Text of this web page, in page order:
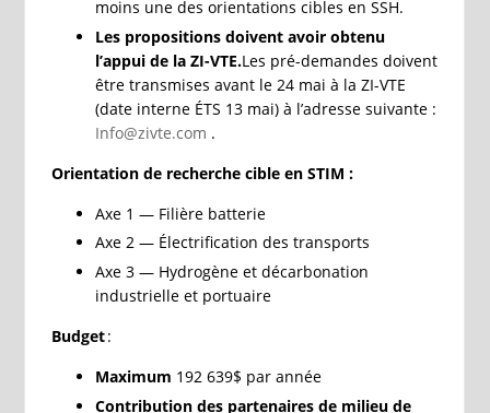
moins une des orientations cibles en SSH.
Les propositions doivent avoir obtenu
l’appui de la ZI-VTE.Les pré-demandes doivent
être transmises avant le 24 mai à la ZI-VTE
(date interne ÉTS 13 mai) à l’adresse suivante :
Info@zivte.com .
Orientation de recherche cible en STIM :
Axe 1 — Filière batterie
Axe 2 — Électrification des transports
Axe 3 — Hydrogène et décarbonation
industrielle et portuaire
Budget:
Maximum 192 639$ par année
Contribution des partenaires de milieu de